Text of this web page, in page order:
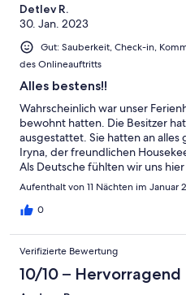
Detlev R.
30. Jan. 2023
Gut: Sauberkeit, Check-in,
des Onlineauftritts
Alles bestens!!
Wahrscheinlich war unser
bewohnt hatten. Die Besitzer
ausgestattet. Sie hatten an alles
Iryna, der freundlichen
Als Deutsche fühlten wir uns
den Gästen jederzeit zur
empfangen werden. An vielen
Aufenthalt von 11 Nächten im Januar
0
Verifizierte Bewertung
10/10 – Hervorragend